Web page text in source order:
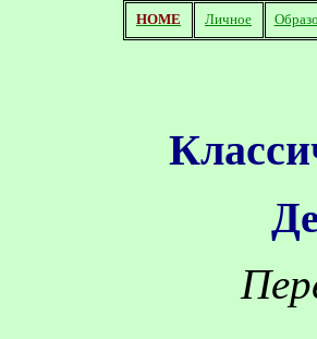
HOME Личное